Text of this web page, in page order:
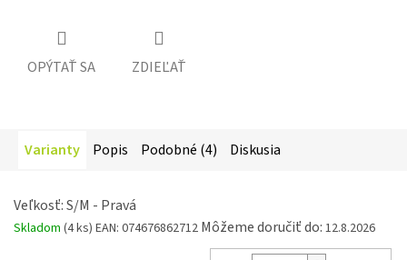
OPÝTAŤ SA ZDIEĽAŤ
Varianty Popis Podobné (4) Diskusia
Veľkosť: S/M - Pravá
Skladom (4 ks) EAN: 074676862712 Môžeme doručiť do: 12.8.2026